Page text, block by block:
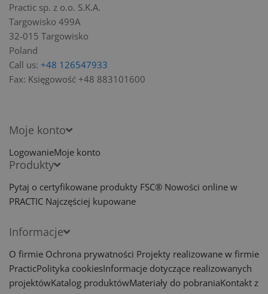
Practic sp. z o.o. S.K.A.
Targowisko 499A
32-015 Targowisko
Poland
Call us: +48 126547933
Fax: Księgowość +48 883101600
Moje konto
LogowanieMoje konto
Produkty
Pytaj o certyfikowane produkty FSC® Nowości online w
PRACTIC Najczęściej kupowane
Informacje
O firmie Ochrona prywatności Projekty realizowane w firmie
PracticPolityka cookiesInformacje dotyczące realizowanych
projektówKatalog produktówMateriały do pobraniaKontakt z